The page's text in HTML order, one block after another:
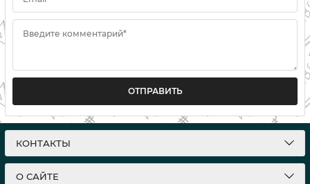
Введите комментарий*
ОТПРАВИТЬ
КОНТАКТЫ
О САЙТЕ